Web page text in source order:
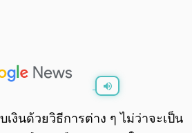
0:00 /
งินด้วยวิธีการต่าง ๆ ไม่ว่าจะเป็น